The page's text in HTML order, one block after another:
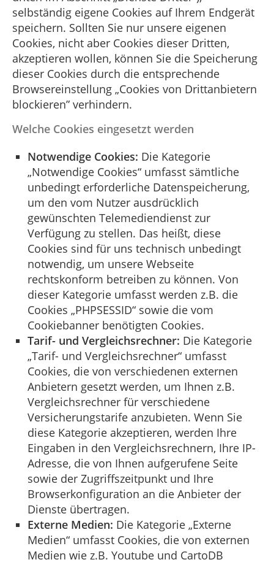
selbständig eigene Cookies auf Ihrem Endgerät
speichern. Sollten Sie nur unsere eigenen
Cookies, nicht aber Cookies dieser Dritten,
akzeptieren wollen, können Sie die Speicherung
dieser Cookies durch die entsprechende
Browsereinstellung „Cookies von Drittanbietern
blockieren” verhindern.
Welche Cookies eingesetzt werden
Notwendige Cookies: Die Kategorie
„Notwendige Cookies“ umfasst sämtliche
unbedingt erforderliche Datenspeicherung,
um den vom Nutzer ausdrücklich
gewünschten Telemediendienst zur
Verfügung zu stellen. Das heißt, diese
Cookies sind für uns technisch unbedingt
notwendig, um unsere Webseite
rechtskonform betreiben zu können. Von
dieser Kategorie umfasst werden z.B. die
Cookies „PHPSESSID“ sowie die vom
Cookiebanner benötigten Cookies.
Tarif- und Vergleichsrechner: Die Kategorie
„Tarif- und Vergleichsrechner“ umfasst
Cookies, die von verschiedenen externen
Anbietern gesetzt werden, um Ihnen z.B.
Vergleichsrechner für verschiedene
Versicherungstarife anzubieten. Wenn Sie
diese Kategorie akzeptieren, werden Ihre
Eingaben in den Vergleichsrechnern, Ihre IP-
Adresse, die von Ihnen aufgerufene Seite
sowie der Zugriffszeitpunkt und Ihre
Browserkonfiguration an die Anbieter der
Dienste übertragen.
Externe Medien: Die Kategorie „Externe
Medien“ umfasst Cookies, die von externen
Medien wie z.B. Youtube und CartoDB